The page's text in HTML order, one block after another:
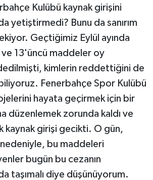
Kulübü kaynak girişini
yetiştirmedi? Bunu da sanırım
Geçtiğimiz Eylül ayında
ve 13'üncü maddeler oy
kimlerin reddettiğini de
Fenerbahçe Spor Kulübü
hayata geçirmek için bir
düzenlemek zorunda kaldı ve
kaynak girişi gecikti. O gün,
bu maddeleri
bugün bu cezanın
taşımalı diye düşünüyorum.